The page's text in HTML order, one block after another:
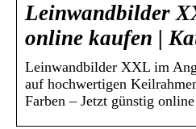
Leinwandbilder
online kaufen |
Leinwandbilder XXL im
auf hochwertigen
Farben – Jetzt günstig